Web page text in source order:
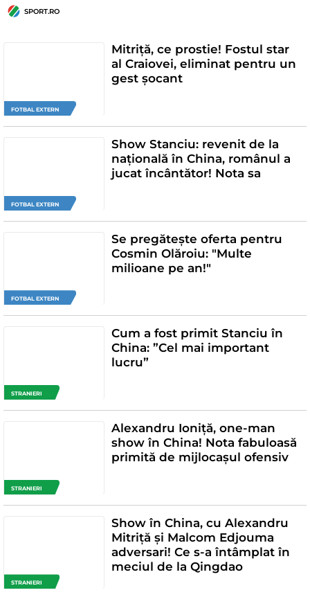
SPORT.RO
FOTBAL EXTERN
Mitriță, ce prostie! Fostul star
al Craiovei, eliminat pentru un
gest șocant
FOTBAL EXTERN
Show Stanciu: revenit de la
națională în China, românul a
jucat încântător! Nota sa
FOTBAL EXTERN
Se pregătește oferta pentru
Cosmin Olăroiu: "Multe
milioane pe an!"
STRANIERI
Cum a fost primit Stanciu în
China: ”Cel mai important
lucru”
STRANIERI
Alexandru Ioniţă, one-man
show în China! Nota fabuloasă
primită de mijlocașul ofensiv
STRANIERI
Show în China, cu Alexandru
Mitriță și Malcom Edjouma
adversari! Ce s-a întâmplat în
meciul de la Qingdao